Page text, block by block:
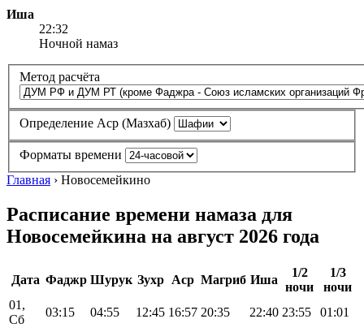
Иша
22:32
Ночной намаз
Метод расчёта
Определение Аср (Мазхаб)
Форматы времени
Главная › Новосемейкино
Расписание времени намаза для
Новосемейкина на август 2026 года
Дата Фаджр Шурук Зухр Аср Магриб Иша
1/2
ночи
1/3
ночи
01,
Сб
03:15 04:55 12:45 16:57 20:35 22:40 23:55
01:01